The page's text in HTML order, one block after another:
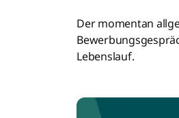
Der momentan
Lebenslauf.